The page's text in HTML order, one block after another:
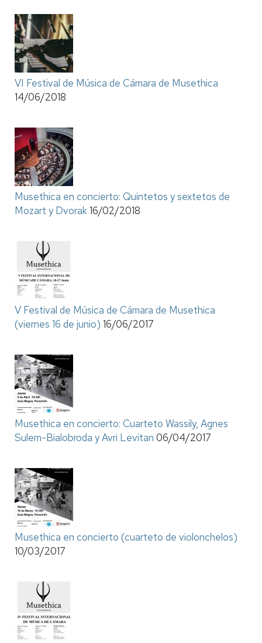
VI Festival de Música de Cámara de Musethica
14/06/2018
Musethica en concierto: Quintetos y sextetos de
Mozart y Dvorak16/02/2018
V Festival de Música de Cámara de Musethica
(viernes 16 de junio) 16/06/2017
Musethica en concierto: Cuarteto Wassily, Agnes
Sulem-Bialobroda y Avri Levitan 06/04/2017
Musethica en concierto (cuarteto de violonchelos)
10/03/2017